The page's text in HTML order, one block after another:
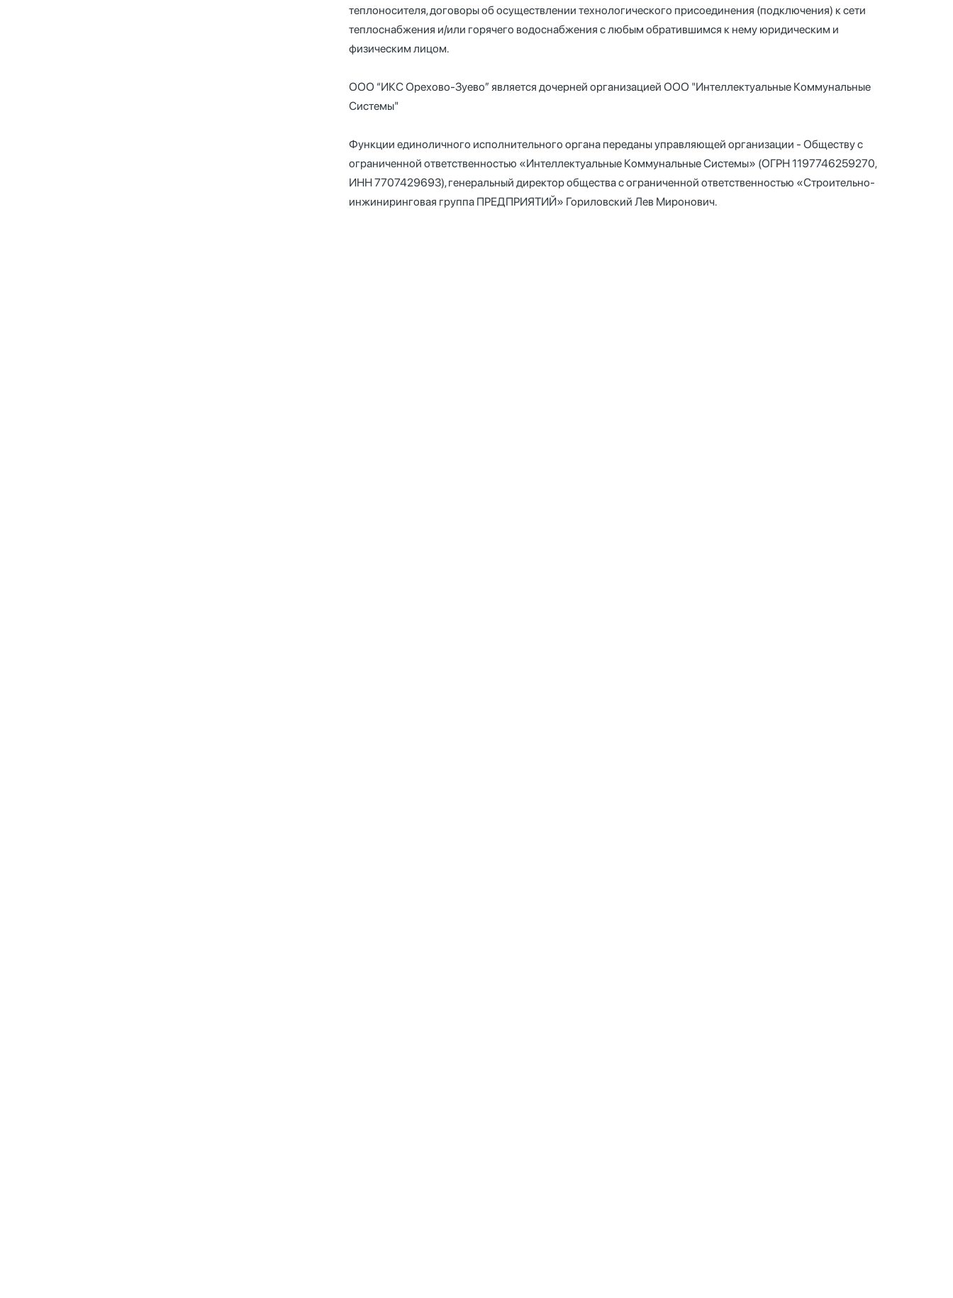
теплоносителя, договоры об осуществлении технологического присоединения (подключения) к сети
теплоснабжения и/или горячего водоснабжения с любым обратившимся к нему юридическим и
физическим лицом.
ООО “ИКС Орехово-Зуево” является дочерней организацией ООО "Интеллектуальные Коммунальные
Системы"
Функции единоличного исполнительного органа переданы управляющей организации - Обществу с
ограниченной ответственностью «Интеллектуальные Коммунальные Системы» (ОГРН 1197746259270,
ИНН 7707429693), генеральный директор общества с ограниченной ответственностью «Строительно-
инжиниринговая группа ПРЕДПРИЯТИЙ» Гориловский Лев Миронович.